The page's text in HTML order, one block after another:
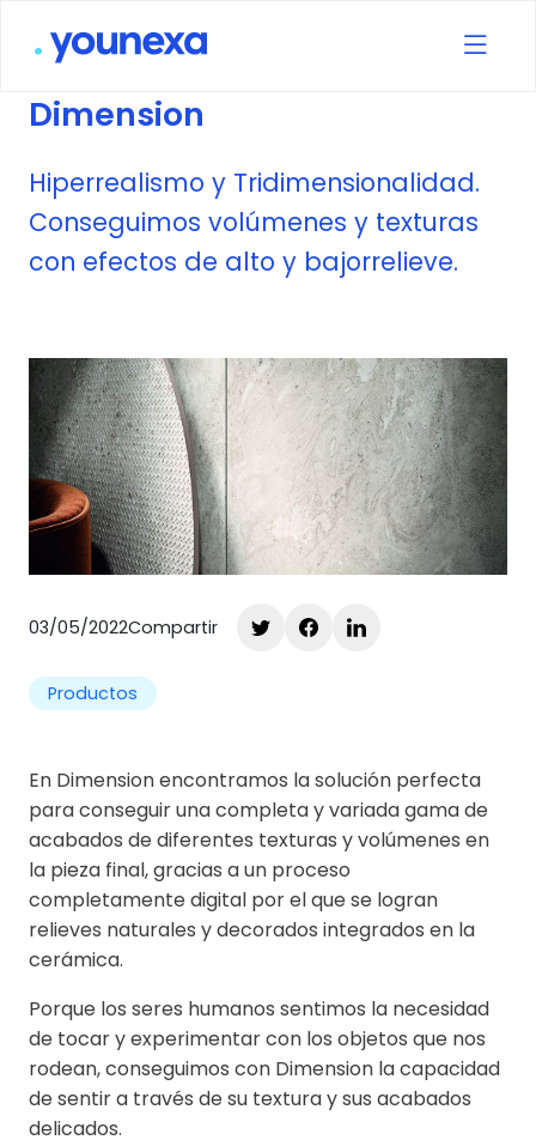
Dimension
Hiperrealismo y Tridimensionalidad.
Conseguimos volúmenes y texturas
con efectos de alto y bajorrelieve.
03/05/2022Compartir
Productos
En Dimension encontramos la solución perfecta
para conseguir una completa y variada gama de
acabados de diferentes texturas y volúmenes en
la pieza final, gracias a un proceso
completamente digital por el que se logran
relieves naturales y decorados integrados en la
cerámica.
Porque los seres humanos sentimos la necesidad
de tocar y experimentar con los objetos que nos
rodean, conseguimos con Dimension la capacidad
de sentir a través de su textura y sus acabados
delicados.